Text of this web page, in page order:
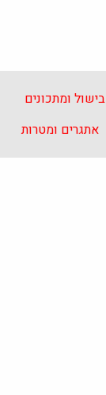
בישול ומתכונים
אתגרים ומטרות